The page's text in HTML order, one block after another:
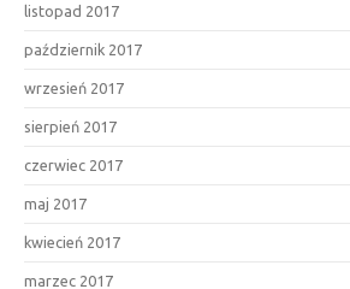
listopad 2017
październik 2017
wrzesień 2017
sierpień 2017
czerwiec 2017
maj 2017
kwiecień 2017
marzec 2017